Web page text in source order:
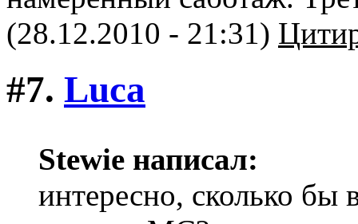
(28.12.2010 - 21:31)
#7. Luca
Stewie написал:
интересно, сколько бы